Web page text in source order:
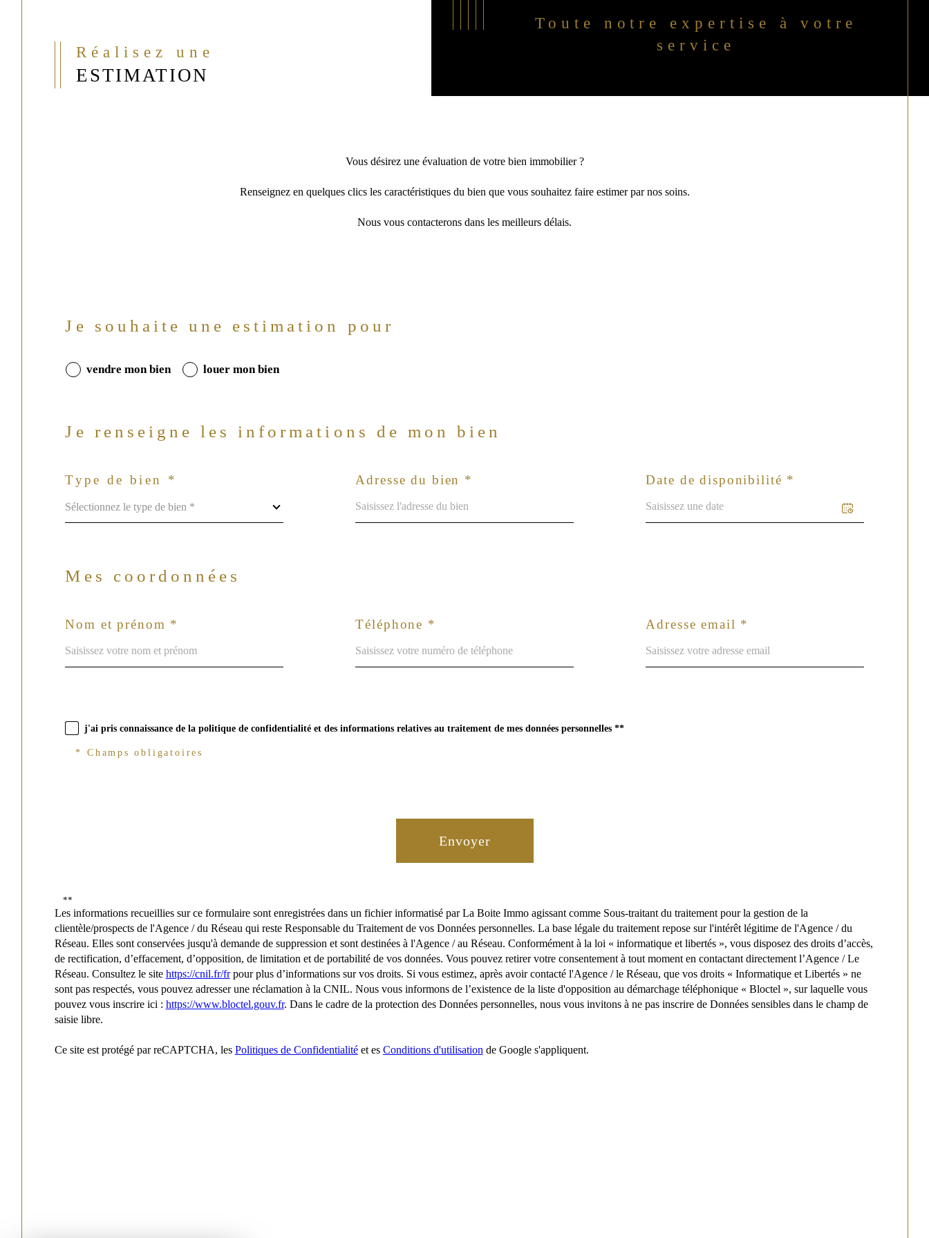
Toute notre expertise à votre
service
Réalisez une
ESTIMATION
Vous désirez une évaluation de votre bien immobilier ?
Renseignez en quelques clics les caractéristiques du bien que vous souhaitez faire estimer par nos soins.
Nous vous contacterons dans les meilleurs délais.
Je souhaite une estimation pour
vendre mon bien louer mon bien
Je renseigne les informations de mon bien
Type de bien *
Sélectionnez le type de bien *
Adresse du bien * Date de disponibilité *
Mes coordonnées
Nom et prénom * Téléphone * Adresse email *
j'ai pris connaissance de la politique de confidentialité et des informations relatives au traitement de mes données personnelles **
* Champs obligatoires
Envoyer
**
Les informations recueillies sur ce formulaire sont enregistrées dans un fichier informatisé par La Boite Immo agissant comme Sous-traitant du traitement pour la gestion de la
clientèle/prospects de l'Agence / du Réseau qui reste Responsable du Traitement de vos Données personnelles. La base légale du traitement repose sur l'intérêt légitime de l'Agence / du
Réseau. Elles sont conservées jusqu'à demande de suppression et sont destinées à l'Agence / au Réseau. Conformément à la loi « informatique et libertés », vous disposez des droits d’accès,
de rectification, d’effacement, d’opposition, de limitation et de portabilité de vos données. Vous pouvez retirer votre consentement à tout moment en contactant directement l’Agence / Le
Réseau. Consultez le site https://cnil.fr/frpour plus d’informations sur vos droits. Si vous estimez, après avoir contacté l'Agence / le Réseau, que vos droits « Informatique et Libertés » ne
sont pas respectés, vous pouvez adresser une réclamation à la CNIL. Nous vous informons de l’existence de la liste d'opposition au démarchage téléphonique « Bloctel », sur laquelle vous
pouvez vous inscrire ici : https://www.bloctel.gouv.fr. Dans le cadre de la protection des Données personnelles, nous vous invitons à ne pas inscrire de Données sensibles dans le champ de
saisie libre.
Ce site est protégé par reCAPTCHA, les Politiques de Confidentialitéet es Conditions d'utilisation de Google s'appliquent.